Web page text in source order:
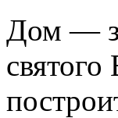
Дом —